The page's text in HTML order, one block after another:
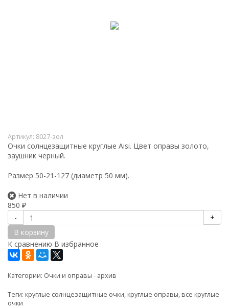
Артикул: 8027-зол
Очки солнцезащитные круглые Aisi. Цвет оправы золото,
заушник черный.
Размер 50-21-127 (диаметр 50 мм).
Нет в наличии
850 ₽
-
+
В корзину
К сравнению В избранное
Категории: Очки и оправы - архив
Теги: круглые солнцезащитные очки, круглые оправы, все круглые
очки